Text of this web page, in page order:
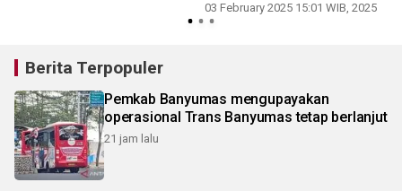
03 February 2025 15:01 WIB, 2025
Berita Terpopuler
Pemkab Banyumas mengupayakan
operasional Trans Banyumas tetap berlanjut
21 jam lalu